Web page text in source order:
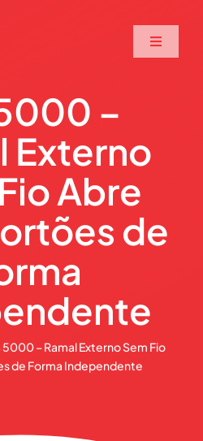
Toggle
A Maxtec
Serviços
Soluções
Produtos
Parceiros
–
Externo
Abre
de
5000 – Ramal Externo Sem Fio
de Forma Independente